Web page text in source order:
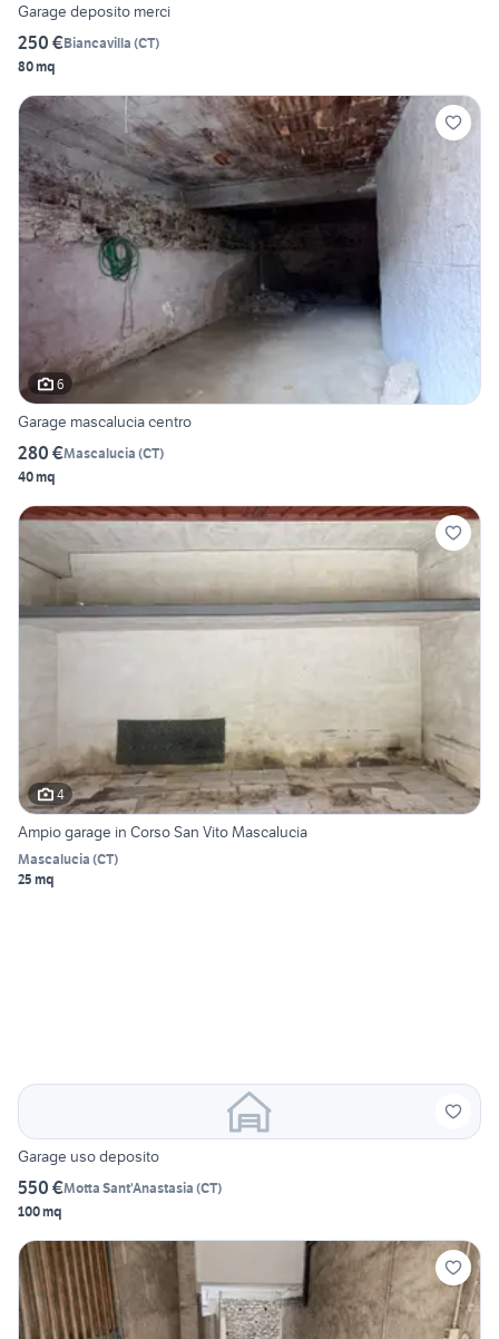
Garage deposito merci
250 €Biancavilla (CT)
80 mq
6
Garage mascalucia centro
280 €Mascalucia (CT)
40 mq
4
Ampio garage in Corso San Vito Mascalucia
Mascalucia (CT)
25 mq
Garage uso deposito
550 €Motta Sant'Anastasia (CT)
100 mq